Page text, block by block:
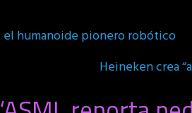
el humanoide pionero robótico
Heineken crea